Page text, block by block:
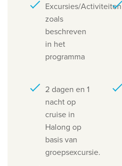
Excursies/Activiteiten
zoals
beschreven
in het
programma
2 dagen en 1
nacht op
cruise in
Halong op
basis van
groepsexcursie.